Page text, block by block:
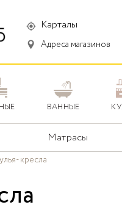
Карталы
Адреса магазинов
ВАННЫЕ
Матрасы
кресла